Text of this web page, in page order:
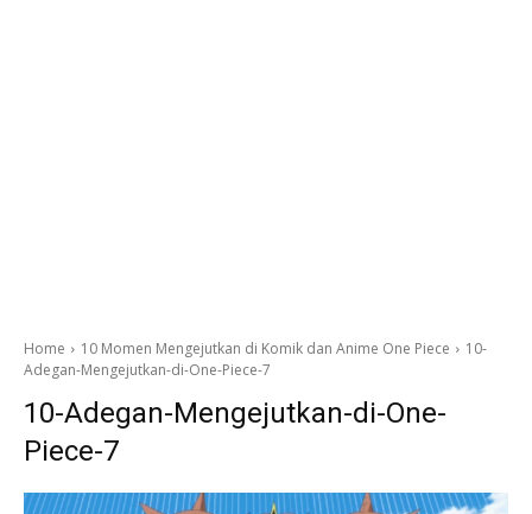
Home 10 Momen Mengejutkan di Komik dan Anime One Piece
10-
Adegan-Mengejutkan-di-One-Piece-7
10-Adegan-Mengejutkan-di-One-
Piece-7